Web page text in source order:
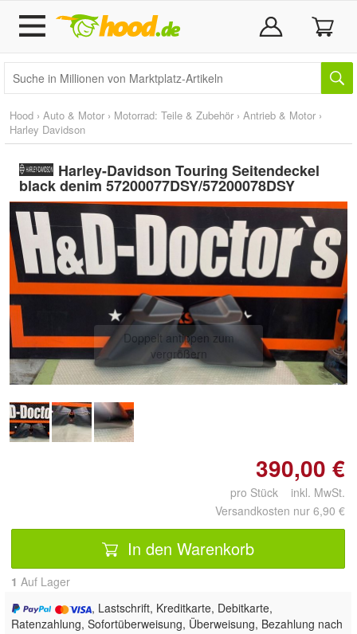
Hood › Auto & Motor › Motorrad: Teile & Zubehör › Antrieb & Motor ›
Harley Davidson
Harley-Davidson Touring Seitendeckel
black denim 57200077DSY/57200078DSY
Doppelt antippen zum
vergrößern
390,00 €
pro Stück inkl. MwSt.
Versandkosten nur 6,90 €
In den Warenkorb
1 Auf Lager
, Lastschrift, Kreditkarte, Debitkarte,
Ratenzahlung, Sofortüberweisung, Überweisung, Bezahlung nach